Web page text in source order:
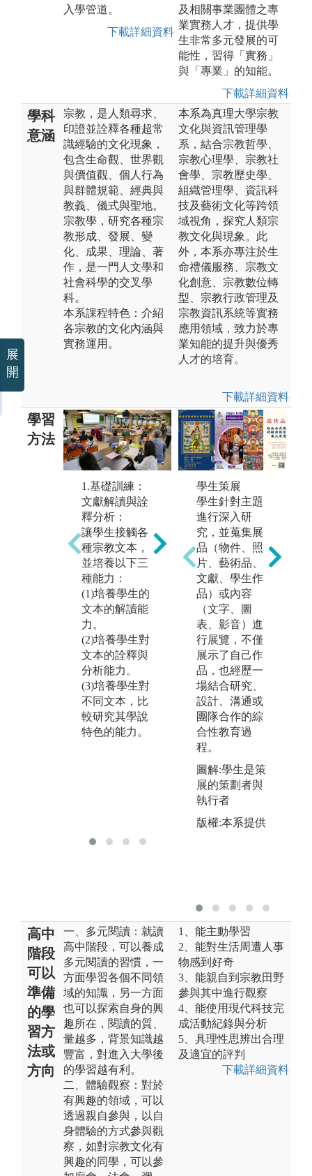
入學管道。
下載詳細資料
及相關事業團體之專
業實務人才，提供學
生非常多元發展的可
能性，習得「實務」
與「專業」的知能。
下載詳細資料
學科
意涵
宗教，是人類尋求、
印證並詮釋各種超常
識經驗的文化現象，
包含生命觀、世界觀
與價值觀、個人行為
與群體規範、經典與
教義、儀式與聖地。
宗教學，研究各種宗
教形成、發展、變
化、成果、理論、著
作，是一門人文學和
社會科學的交叉學
科。
本系課程特色：介紹
各宗教的文化內涵與
實務運用。
本系為真理大學宗教
文化與資訊管理學
系，結合宗教哲學、
宗教心理學、宗教社
會學、宗教歷史學、
組織管理學、資訊科
技及藝術文化等跨領
域視角，探究人類宗
教文化與現象。此
外，本系亦專注於生
命禮儀服務、宗教文
化創意、宗教數位轉
型、宗教行政管理及
宗教資訊系統等實務
應用領域，致力於專
業知能的提升與優秀
人才的培育。
下載詳細資料
學習
方法
1.基礎訓練：
文獻解讀與詮
釋分析：
讓學生接觸各
種宗教文本，
並培養以下三
種能力：
(1)培養學生的
文本的解讀能
力。
(2)培養學生對
文本的詮釋與
分析能力。
(3)培養學生對
不同文本，比
較研究其學說
特色的能力。
2.哲學進路：
演繹、歸納、
邏輯思辯
讓學生於各宗
教的教義或規
範中，學習綜
合、分析、推
理、歸納，於
此培養學生對
宗教哲學的抽
象思考能力。
學生策展
學生針對主題
進行深入研
究，並蒐集展
品（物件、照
片、藝術品、
文獻、學生作
品）或內容
（文字、圖
表、影音）進
行展覽，不僅
展示了自己作
品，也經歷一
場結合研究、
設計、溝通或
團隊合作的綜
合性教育過
程。
圖解:學生是策
展的策劃者與
執行者
版權:本系提供
高中
階段
可以
準備
的學
習方
法或
方向
一、多元閱讀：就讀
高中階段，可以養成
多元閱讀的習慣，一
方面學習各個不同領
域的知識，另一方面
也可以探索自身的興
趣所在，閱讀的質、
量越多，背景知識越
豐富，對進入大學後
的學習越有利。
二、體驗觀察：對於
有興趣的領域，可以
透過親自參與，以自
身體驗的方式參與觀
察，如對宗教文化有
興趣的同學，可以參
1、能主動學習
2、能對生活周遭人事
物感到好奇
3、能親自到宗教田野
參與其中進行觀察
4、能使用現代科技完
成活動紀錄與分析
5、具理性思辨出合理
及適宜的評判
下載詳細資料
展
開